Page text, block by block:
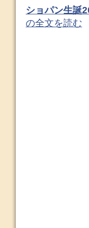
ショパン生誕
の全文を読む